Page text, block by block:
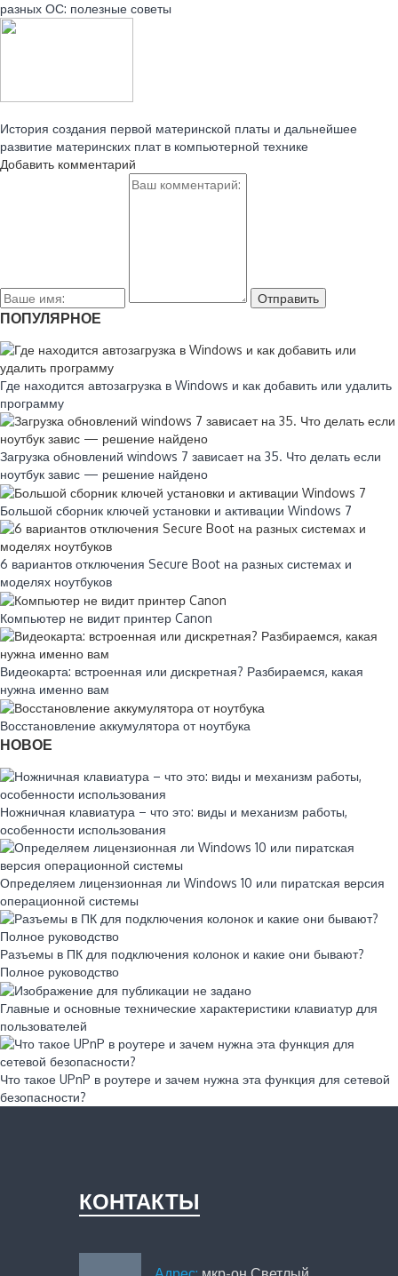
разных ОС: полезные советы
История создания первой материнской платы и дальнейшее
развитие материнских плат в компьютерной технике
Добавить комментарий
ПОПУЛЯРНОЕ
Где находится автозагрузка в Windows и как добавить или удалить
программу
Загрузка обновлений windows 7 зависает на 35. Что делать если
ноутбук завис — решение найдено
Большой сборник ключей установки и активации Windows 7
6 вариантов отключения Secure Boot на разных системах и
моделях ноутбуков
Компьютер не видит принтер Canon
Видеокарта: встроенная или дискретная? Разбираемся, какая
нужна именно вам
Восстановление аккумулятора от ноутбука
НОВОЕ
Ножничная клавиатура – что это: виды и механизм работы,
особенности использования
Определяем лицензионная ли Windows 10 или пиратская версия
операционной системы
Разъемы в ПК для подключения колонок и какие они бывают?
Полное руководство
Главные и основные технические характеристики клавиатур для
пользователей
Что такое UPnP в роутере и зачем нужна эта функция для сетевой
безопасности?
КОНТАКТЫ